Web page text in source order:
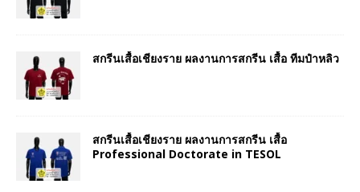
สกรีนเสื้อเชียงราย ผลงานการสกรีน เสื้อ ทีมป๋าหลิว
สกรีนเสื้อเชียงราย ผลงานการสกรีน เสื้อ
Professional Doctorate in TESOL